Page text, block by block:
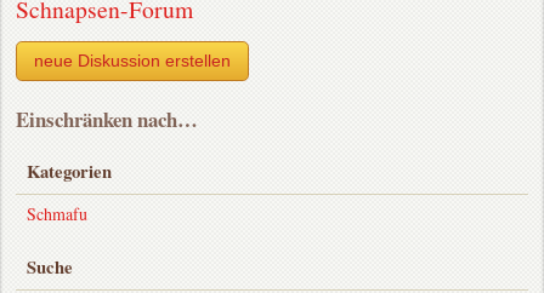
Schnapsen-Forum
neue Diskussion erstellen
Einschränken nach…
Kategorien
Schmafu
Suche